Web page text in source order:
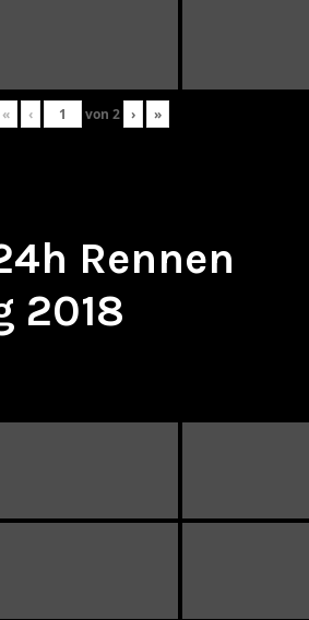
« ‹ von 2 › »
Rennen
2018